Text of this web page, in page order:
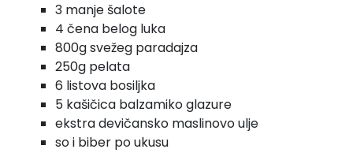
3 manje šalote
4 čena belog luka
800g svežeg paradajza
250g pelata
6 listova bosiljka
5 kašičica balzamiko glazure
ekstra devičansko maslinovo ulje
so i biber po ukusu